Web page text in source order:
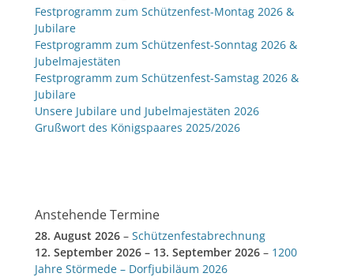
Festprogramm zum Schützenfest-Montag 2026 &
Jubilare
Festprogramm zum Schützenfest-Sonntag 2026 &
Jubelmajestäten
Festprogramm zum Schützenfest-Samstag 2026 &
Jubilare
Unsere Jubilare und Jubelmajestäten 2026
Grußwort des Königspaares 2025/2026
Anstehende Termine
28. August 2026 – Schützenfestabrechnung
12. September 2026 – 13. September 2026 – 1200
Jahre Störmede – Dorfjubiläum 2026